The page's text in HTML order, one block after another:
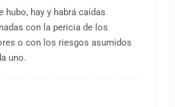
hubo, hay y habrá caídas
con la pericia de los
o con los riesgos asumidos
uno.